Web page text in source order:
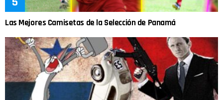
Las Mejores Camisetas de la Selección de Panamá